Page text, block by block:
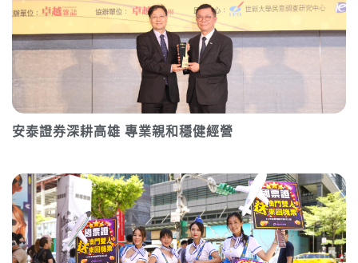
安泰證券深耕高雄 專業親和穩健經營